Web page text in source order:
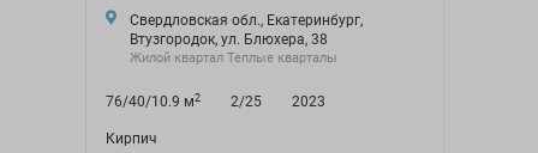
Свердловская обл., Екатеринбург,
Втузгородок, ул. Блюхера, 38
Жилой квартал Теплые кварталы
76/40/10.9 м2 2/25 2023
Кирпич